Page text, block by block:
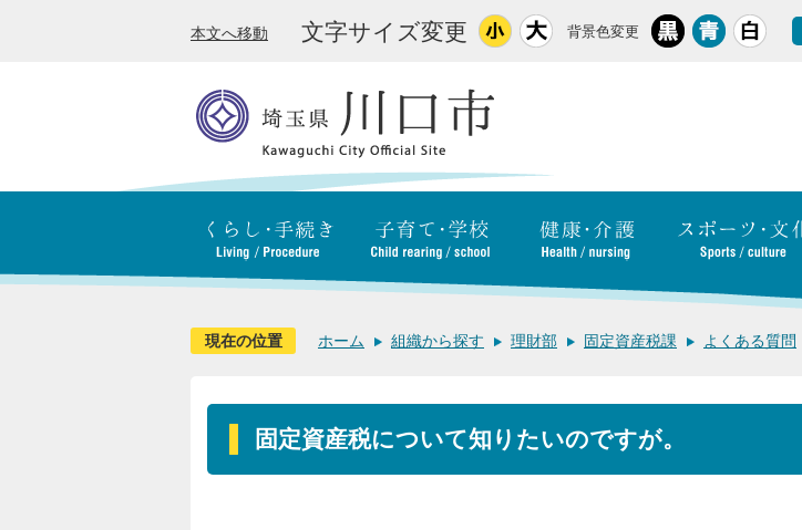
本文へ移動 文字サイズ変更 背景色変更
現在の位置 ホーム 組織から探す 理財部 固定資産税課 よくある質問
固定資産税について知りたいのですが。